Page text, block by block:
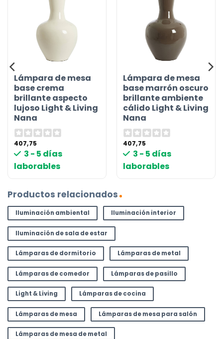
Lámpara de mesa
base crema
brillante aspecto
lujoso Light & Living
Nana
407,75
3 - 5 días
laborables
Lámpara de mesa
base marrón oscuro
brillante ambiente
cálido Light & Living
Nana
407,75
3 - 5 días
laborables
Productos relacionados
Iluminación ambiental Iluminación interior
Iluminación de sala de estar
Lámparas de dormitorio Lámparas de metal
Lámparas de comedor Lámparas de pasillo
Light & Living Lámparas de cocina
Lámparas de mesa Lámparas de mesa para salón
Lámparas de mesa de metal